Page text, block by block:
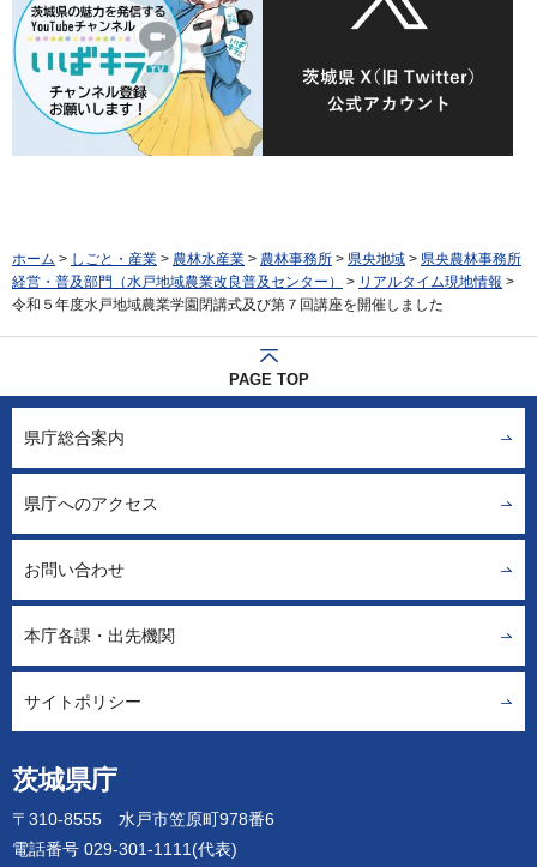
ホーム > しごと・産業 > 農林水産業 > 農林事務所 > 県央地域 > 県央農林事務所
経営・普及部門（水戸地域農業改良普及センター）
> リアルタイム現地情報 >
令和５年度水戸地域農業学園閉講式及び第７回講座を開催しました
PAGE TOP
茨城県庁
〒310-8555 水戸市笠原町978番6
電話番号 029-301-1111(代表)
県庁総合案内
県庁へのアクセス
お問い合わせ
本庁各課・出先機関
サイトポリシー